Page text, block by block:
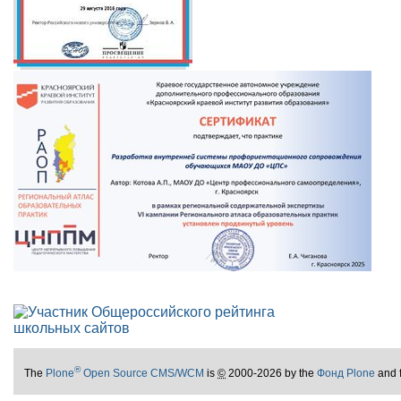
The Plone®Open Source CMS/WCM is© 2000-2026 by theФонд Plone and